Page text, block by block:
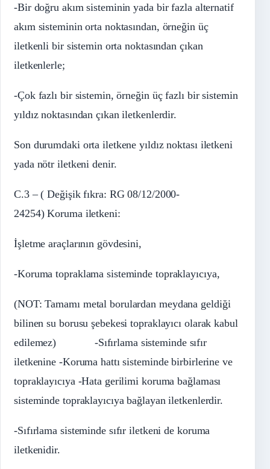
-Bir doğru akım sisteminin yada bir fazla alternatif
akım sisteminin orta noktasından, örneğin üç
iletkenli bir sistemin orta noktasından çıkan
iletkenlerle;
-Çok fazlı bir sistemin, örneğin üç fazlı bir sistemin
yıldız noktasından çıkan iletkenlerdir.
Son durumdaki orta iletkene yıldız noktası iletkeni
yada nötr iletkeni denir.
C.3 – ( Değişik fıkra: RG 08/12/2000-
24254) Koruma iletkeni:
İşletme araçlarının gövdesini,
-Koruma topraklama sisteminde topraklayıcıya,
(NOT: Tamamı metal borulardan meydana geldiği
bilinen su borusu şebekesi topraklayıcı olarak kabul
edilemez) -Sıfırlama sisteminde sıfır
iletkenine -Koruma hattı sisteminde birbirlerine ve
topraklayıcıya -Hata gerilimi koruma bağlaması
sisteminde topraklayıcıya bağlayan iletkenlerdir.
-Sıfırlama sisteminde sıfır iletkeni de koruma
iletkenidir.